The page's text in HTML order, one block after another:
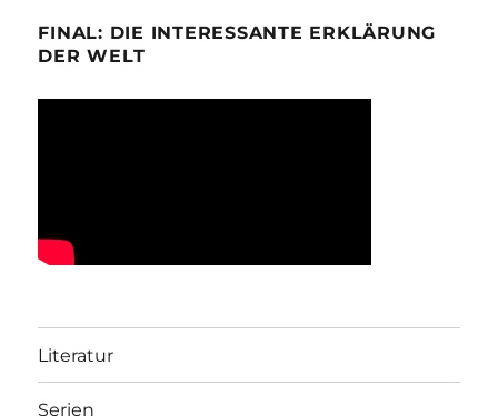
FINAL: DIE INTERESSANTE ERKLÄRUNG
DER WELT
Literatur
Serien